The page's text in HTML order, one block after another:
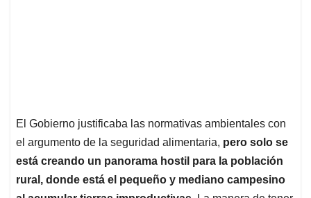
El Gobierno justificaba las normativas ambientales con
el argumento de la seguridad alimentaria, pero solo se
está creando un panorama hostil para la población
rural, donde está el pequeño y mediano campesino